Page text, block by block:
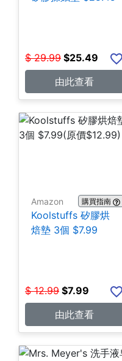
$ 29.99 $25.49
由此查看
Amazon 購買指南
Koolstuffs 矽膠烘
焙墊 3個 $7.99
$ 12.99 $7.99
由此查看